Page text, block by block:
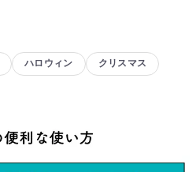
ハロウィン クリスマス